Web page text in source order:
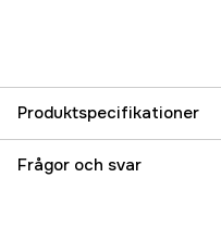
Produktspecifikationer
Referensnummer
Frågor och svar